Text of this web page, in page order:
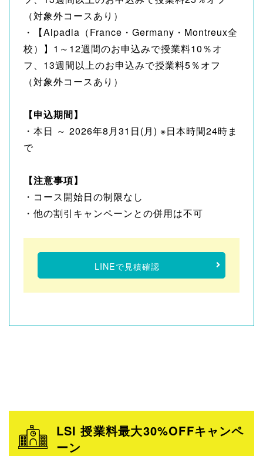
（対象外コースあり）
・【Alpadia（France・Germany・Montreux全
校）】1～12週間のお申込みで授業料10％オ
フ、13週間以上のお申込みで授業料5％オフ
（対象外コースあり）
【申込期間】
・本日 ～ 2026年8月31日(月) ※日本時間24時ま
で
【注意事項】
・コース開始日の制限なし
・他の割引キャンペーンとの併用は不可
LINEで見積確認
LSI 授業料最大30%OFFキャンペ
ーン